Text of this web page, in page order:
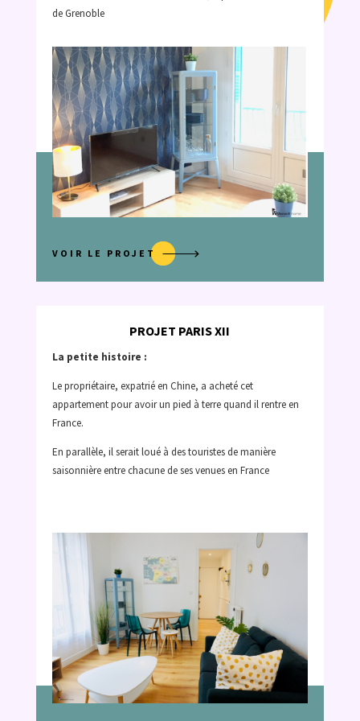
de Grenoble
VOIR LE PROJET
PROJET PARIS XII
La petite histoire :
Le propriétaire, expatrié en Chine, a acheté cet
appartement pour avoir un pied à terre quand il rentre en
France.
En parallèle, il serait loué à des touristes de manière
saisonnière entre chacune de ses venues en France